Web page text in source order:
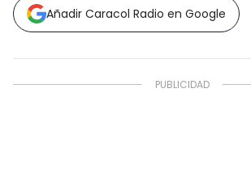
Añadir Caracol Radio en Google